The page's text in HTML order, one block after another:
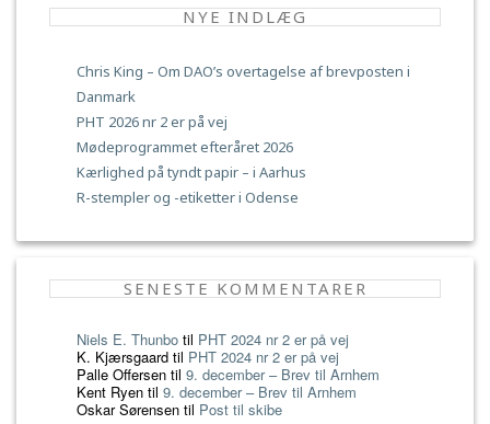
NYE INDLÆG
Chris King – Om DAO’s overtagelse af brevposten i
Danmark
PHT 2026 nr 2 er på vej
Mødeprogrammet efteråret 2026
Kærlighed på tyndt papir – i Aarhus
R-stempler og -etiketter i Odense
SENESTE KOMMENTARER
Niels E. Thunbo til PHT 2024 nr 2 er på vej
K. Kjærsgaard til PHT 2024 nr 2 er på vej
Palle Offersen til 9. december – Brev til Arnhem
Kent Ryen til 9. december – Brev til Arnhem
Oskar Sørensen til Post til skibe